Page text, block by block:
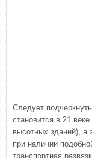
Следует
становится в 21
высотных зданий), а
при наличии
транспортная